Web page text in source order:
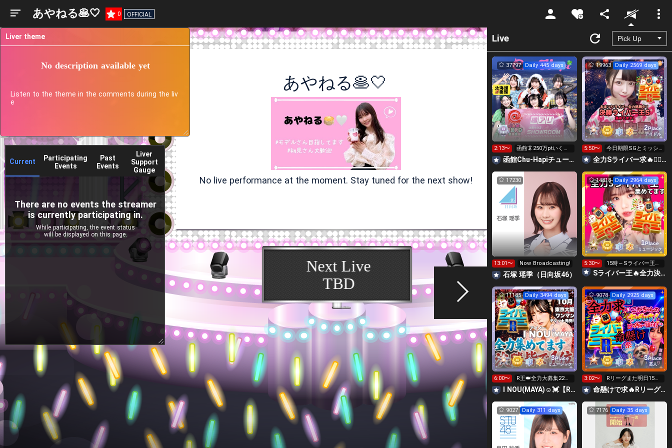
あやねる🥞🤍 0 OFFICIAL
Unmute
あやねる🥞🤍
No live performance at the moment. Stay tuned for the next show!
Current
Participating
Events
Past
Events
Liver
Support
Gauge
There are no events the streamer
is currently participating in.
While participating, the event status
will be displayed on this page.
Liver theme
No description available yet
Listen to the theme in the comments during the liv
e
Live
37797 Daily 445 days
2:13〜
函館🦑250万ptいく
ぞ！
函館Chu-Hapiチューハピ🌈
2Place
アイドル
19963 Daily 2569 days
5:50〜
今日期限SGとミッシ
ョン無料Sライバー求
❤️‍🔥
全力Sライバー求🔥❤️‍🔥147cm深川史那のルーム🐸🎈
17230
13:01〜 Now Broadcasting!
石塚 瑶季（日向坂46）
1Place
ミュージック
14818 Daily 2964 days
5:30〜
15時～Sライバー王👑
投げれます
Sライバー王🔥全力決勝🗽🌈Annnnnaの空⛱
3Place
ミュージック
11185 Daily 3494 days
6:00〜
R王👑全力大募集22時
迄‼️SG星種8日迄温存 I NOU(MAYA)☺︎︎︎︎💓【R決勝】力合わせて🤝
3Place
芸人
9078 Daily 2925 days
3:02〜
Rリーグまた明日15時
～全力求🔥8日までギ
フト温存
命懸けで求🔥Rリーグ👑夏祭実行委員長🎆こがちゃんのちばります
9027 Daily 311 days 7176 Daily 35 days